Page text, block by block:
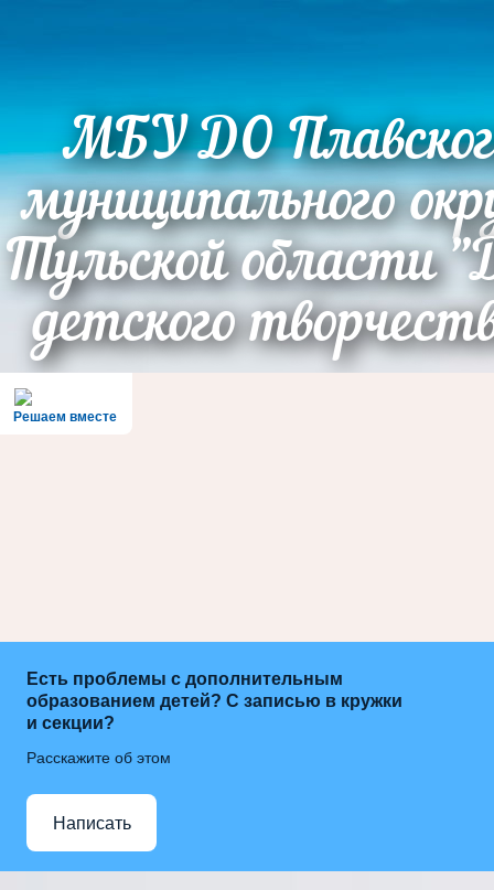
МБУ ДО
муниципального
Тульской области
детского
Решаем вместе
Есть проблемы с дополнительным
образованием детей? С записью в кружки
и секции?
Расскажите об этом
Написать